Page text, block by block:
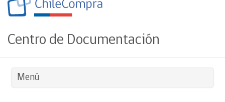
Centro de Documentación
Menú